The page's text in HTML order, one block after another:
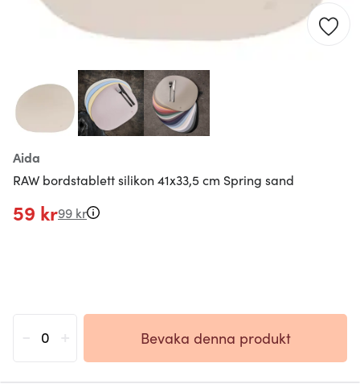
Aida
RAW bordstablett silikon 41x33,5 cm Spring sand
59 kr99 kr
Bevaka denna produkt